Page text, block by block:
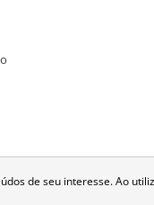
de seu interesse. Ao
os direitos reservados.